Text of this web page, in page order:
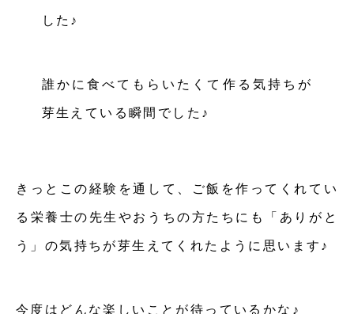
した♪
誰かに食べてもらいたくて作る気持ちが
芽生えている瞬間でした♪
きっとこの経験を通して、ご飯を作ってくれてい
る栄養士の先生やおうちの方たちにも「ありがと
う」の気持ちが芽生えてくれたように思います♪
今度はどんな楽しいことが待っているかな♪